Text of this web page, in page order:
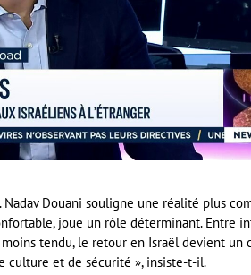
Nadav Douani souligne une réalité plus
joue un rôle déterminant. Entre
tendu, le retour en Israël devient un
culture et de sécurité », insiste-t-il.